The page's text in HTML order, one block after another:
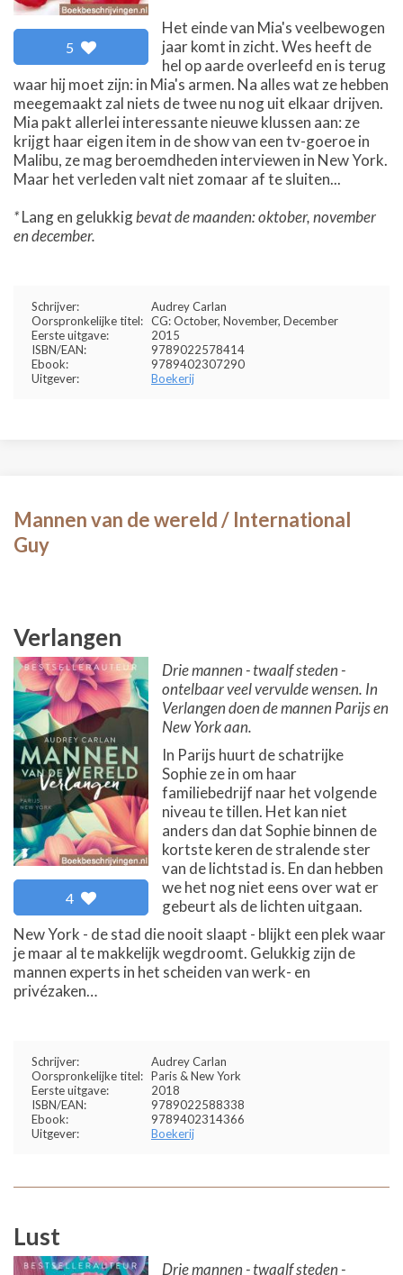
5
Het einde van Mia's veelbewogen
jaar komt in zicht. Wes heeft de
hel op aarde overleefd en is terug
waar hij moet zijn: in Mia's armen. Na alles wat ze hebben
meegemaakt zal niets de twee nu nog uit elkaar drijven.
Mia pakt allerlei interessante nieuwe klussen aan: ze
krijgt haar eigen item in de show van een tv-goeroe in
Malibu, ze mag beroemdheden interviewen in New York.
Maar het verleden valt niet zomaar af te sluiten...
*Lang en gelukkigbevat de maanden: oktober, november
en december.
Schrijver:
Audrey Carlan
Oorspronkelijke titel: CG: October, November, December
Eerste uitgave:
2015
ISBN/EAN:
9789022578414
Ebook:
9789402307290
Uitgever:
Boekerij
Mannen van de wereld / International
Guy
Verlangen
4
Drie mannen - twaalf steden -
ontelbaar veel vervulde wensen. In
Verlangen doen de mannen Parijs en
New York aan.
In Parijs huurt de schatrijke
Sophie ze in om haar
familiebedrijf naar het volgende
niveau te tillen. Het kan niet
anders dan dat Sophie binnen de
kortste keren de stralende ster
van de lichtstad is. En dan hebben
we het nog niet eens over wat er
gebeurt als de lichten uitgaan.
New York - de stad die nooit slaapt - blijkt een plek waar
je maar al te makkelijk wegdroomt. Gelukkig zijn de
mannen experts in het scheiden van werk- en
privézaken…
Schrijver:
Audrey Carlan
Oorspronkelijke titel: Paris & New York
Eerste uitgave:
2018
ISBN/EAN:
9789022588338
Ebook:
9789402314366
Uitgever:
Boekerij
Lust
Drie mannen - twaalf steden -